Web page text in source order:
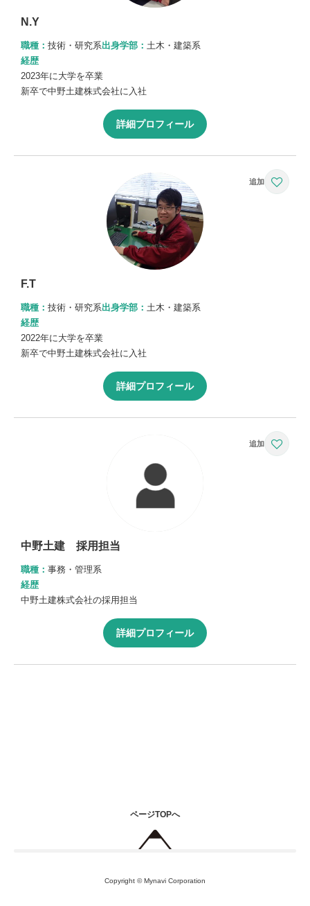
N.Y
職種： 技術・研究系出身学部： 土木・建築系
経歴
2023年に大学を卒業
新卒で中野土建株式会社に入社
詳細プロフィール
F.T
職種： 技術・研究系出身学部： 土木・建築系
経歴
2022年に大学を卒業
新卒で中野土建株式会社に入社
詳細プロフィール
中野土建 採用担当
職種： 事務・管理系
経歴
中野土建株式会社の採用担当
詳細プロフィール
ページTOPへ
Copyright © Mynavi Corporation